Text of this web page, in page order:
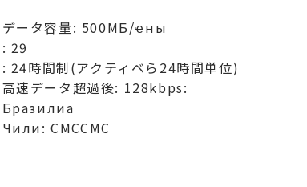
データ容量: 500МБ/ҽны
: 29
: 24時間制(アクティベら24時間単位)
高速データ超過後: 128kbps:
Бразилиа
Чили: СМССМС